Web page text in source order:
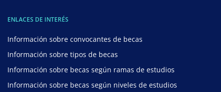
ENLACES DE INTERÉS
Información sobre convocantes de becas
Información sobre tipos de becas
Información sobre becas según ramas de estudios
Información sobre becas según niveles de estudios